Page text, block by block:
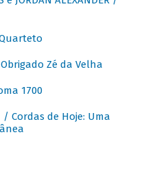
Quarteto
Obrigado Zé da Velha
1700
/ Cordas de Hoje: Uma